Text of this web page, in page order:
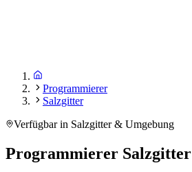
Programmierer
Salzgitter
Verfügbar in Salzgitter & Umgebung
Programmierer Salzgitter